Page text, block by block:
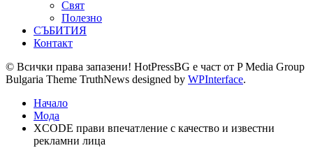
Свят
Полезно
СЪБИТИЯ
Контакт
© Всички права запазени! HotPressBG е част от P Media Group
Bulgaria Theme TruthNews designed by WPInterface.
Начало
Мода
XCODE прави впечатление с качество и известни
рекламни лица